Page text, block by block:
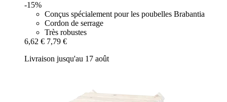
-15%
Conçus spécialement pour les poubelles Brabantia
Cordon de serrage
Très robustes
6,62 € 7,79 €
Livraison jusqu'au 17 août